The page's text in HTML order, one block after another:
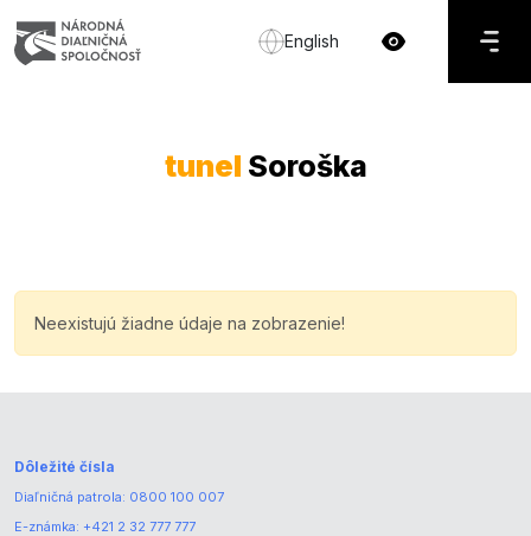
English
tunel Soroška
Neexistujú žiadne údaje na zobrazenie!
Dôležité čísla
Diaľničná patrola: 0800 100 007
E-známka: +421 2 32 777 777